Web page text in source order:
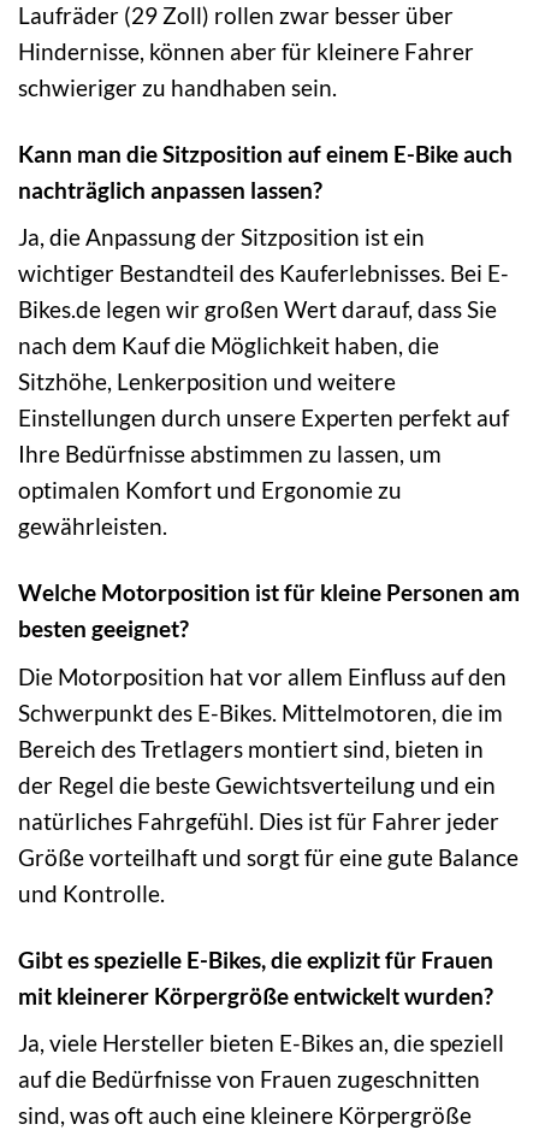
Laufräder (29 Zoll) rollen zwar besser über
Hindernisse, können aber für kleinere Fahrer
schwieriger zu handhaben sein.
Kann man die Sitzposition auf einem E-Bike auch
nachträglich anpassen lassen?
Ja, die Anpassung der Sitzposition ist ein
wichtiger Bestandteil des Kauferlebnisses. Bei E-
Bikes.de legen wir großen Wert darauf, dass Sie
nach dem Kauf die Möglichkeit haben, die
Sitzhöhe, Lenkerposition und weitere
Einstellungen durch unsere Experten perfekt auf
Ihre Bedürfnisse abstimmen zu lassen, um
optimalen Komfort und Ergonomie zu
gewährleisten.
Welche Motorposition ist für kleine Personen am
besten geeignet?
Die Motorposition hat vor allem Einfluss auf den
Schwerpunkt des E-Bikes. Mittelmotoren, die im
Bereich des Tretlagers montiert sind, bieten in
der Regel die beste Gewichtsverteilung und ein
natürliches Fahrgefühl. Dies ist für Fahrer jeder
Größe vorteilhaft und sorgt für eine gute Balance
und Kontrolle.
Gibt es spezielle E-Bikes, die explizit für Frauen
mit kleinerer Körpergröße entwickelt wurden?
Ja, viele Hersteller bieten E-Bikes an, die speziell
auf die Bedürfnisse von Frauen zugeschnitten
sind, was oft auch eine kleinere Körpergröße